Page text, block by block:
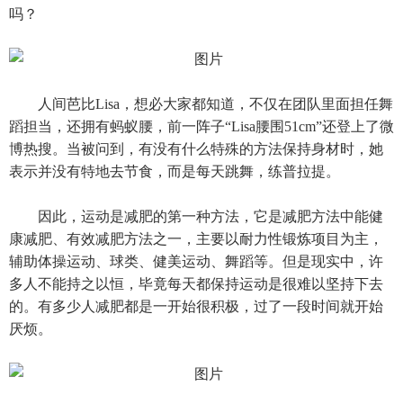
吗？
人间芭比Lisa，想必大家都知道，不仅在团队里面担任舞
蹈担当，还拥有蚂蚁腰，前一阵子“Lisa腰围51cm”还登上了微
博热搜。当被问到，有没有什么特殊的方法保持身材时，她
表示并没有特地去节食，而是每天跳舞，练普拉提。
因此，运动是减肥的第一种方法，它是减肥方法中能健
康减肥、有效减肥方法之一，主要以耐力性锻炼项目为主，
辅助体操运动、球类、健美运动、舞蹈等。但是现实中，许
多人不能持之以恒，毕竟每天都保持运动是很难以坚持下去
的。有多少人减肥都是一开始很积极，过了一段时间就开始
厌烦。